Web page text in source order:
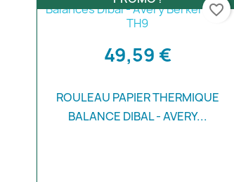
49,59 €
ROULEAU PAPIER THERMIQUE
BALANCE DIBAL - AVERY...
favorite_border